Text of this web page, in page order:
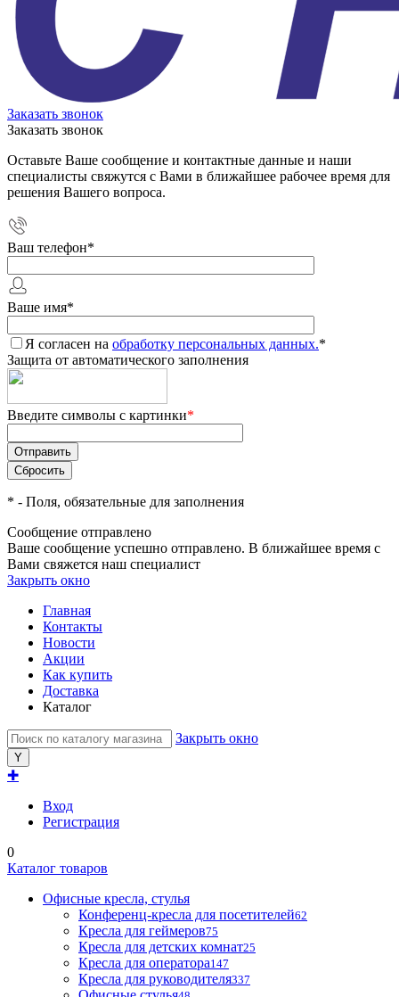
Заказать звонок
Заказать звонок
Оставьте Ваше сообщение и контактные данные и наши
специалисты свяжутся с Вами в ближайшее рабочее время для
решения Вашего вопроса.
Ваш телефон*
Ваше имя*
Я согласен на обработку персональных данных.*
Защита от автоматического заполнения
Введите символы с картинки*
* - Поля, обязательные для заполнения
Сообщение отправлено
Ваше сообщение успешно отправлено. В ближайшее время с
Вами свяжется наш специалист
Закрыть окно
Главная
Контакты
Новости
Акции
Как купить
Доставка
Каталог
Закрыть окно
✚
Вход
Регистрация
0
Каталог товаров
Офисные кресла, стулья
Конференц-кресла для посетителей62
Кресла для геймеров75
Кресла для детских комнат25
Кресла для оператора147
Кресла для руководителя337